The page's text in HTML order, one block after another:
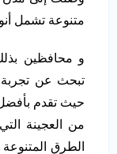
متنوعة تشمل
و محافظين
تبحث عن
حيث تقدم
من العجينة
الطرق